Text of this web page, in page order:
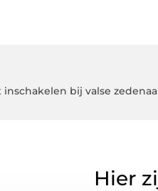
inschakelen bij valse
Hier